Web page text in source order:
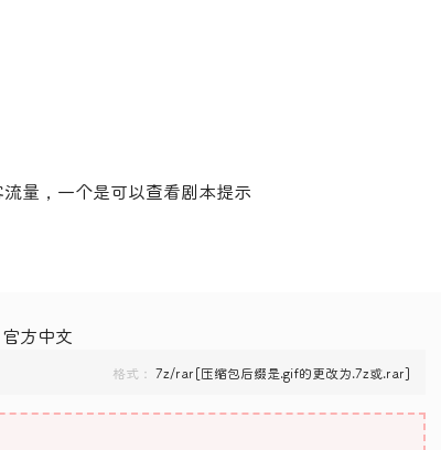
量，一个是可以查看剧本提示
方中文
格式： 7z/rar[压缩包后缀是.gif的更改为.7z或.rar]